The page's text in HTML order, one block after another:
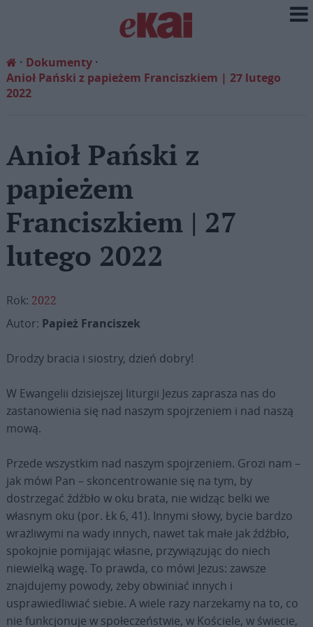
Dokumenty
Anioł Pański z papieżem Franciszkiem | 27 lutego
2022
Anioł Pański z
papieżem
Franciszkiem | 27
lutego 2022
Rok: 2022
Autor: Papież Franciszek
Drodzy bracia i siostry, dzień dobry!
W Ewangelii dzisiejszej liturgii Jezus zaprasza nas do
zastanowienia się nad naszym spojrzeniem i nad naszą
mową.
Przede wszystkim nad naszym spojrzeniem. Grozi nam –
jak mówi Pan – skoncentrowanie się na tym, by
dostrzegać źdźbło w oku brata, nie widząc belki we
własnym oku (por. Łk 6, 41). Innymi słowy, bycie bardzo
wrażliwymi na wady innych, nawet tak małe jak źdźbło,
spokojnie pomijając własne, przywiązując do niech
niewielką wagę. To prawda, co mówi Jezus: zawsze
znajdujemy powody, żeby obwiniać innych i
usprawiedliwiać siebie. A wiele razy narzekamy na to, co
nie funkcjonuje w społeczeństwie, w Kościele, w świecie,